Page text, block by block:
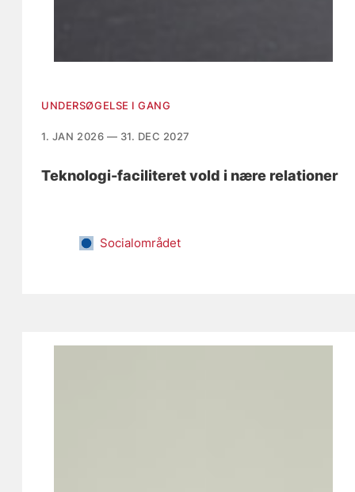
UNDERSØGELSE I GANG
1. JAN 2026 — 31. DEC 2027
Teknologi-faciliteret vold i nære relationer
Socialområdet